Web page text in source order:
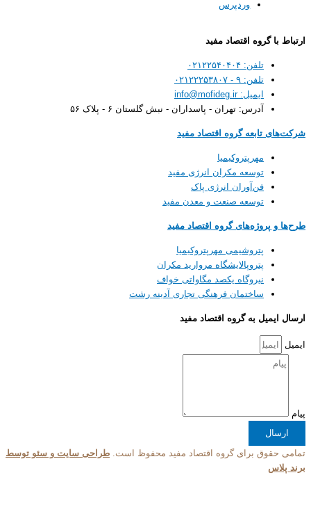
اقتصاد مفید
آدرس: تهران - پاسداران - نبش گلستان ۶ - پلاک ۵۶
گروه اقتصاد مفید
مهرپتروکیمیا
توسعه مکران انرژی مفید
فن‌آوران انرژی پاک
توسعه صنعت و معدن مفید
گروه اقتصاد مفید
پتروشیمی مهرپتروکیمیا
پتروپالایشگاه مروارید مکران
نیروگاه یکصد مگاواتی خواف
ساختمان فرهنگی تجاری آدینه رشت
به گروه اقتصاد مفید
برای گروه اقتصاد مفید محفوظ است.طراحی سایت و سئو توسط